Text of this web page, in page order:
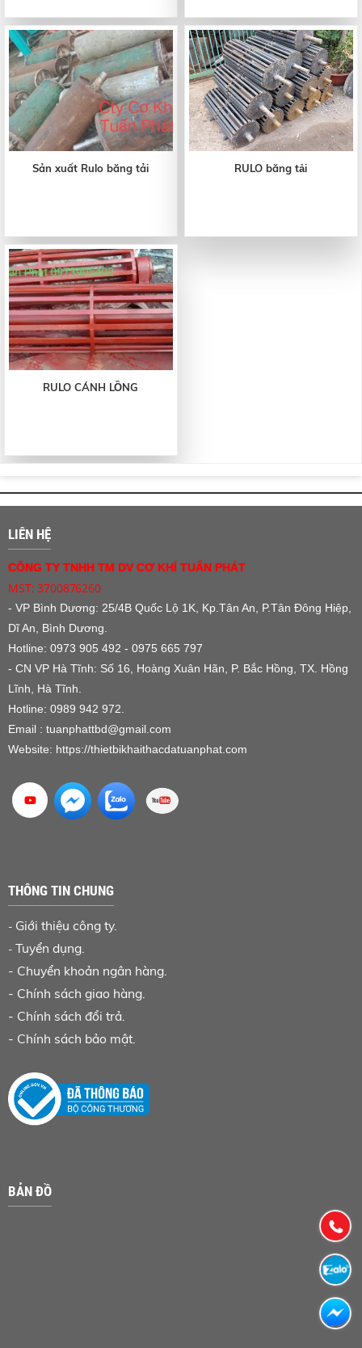
Sản xuất Rulo băng tải RULO băng tải
RULO CÁNH LỒNG
LIÊN HỆ
CÔNG TY TNHH TM DV CƠ KHÍ TUẤN PHÁT
MST: 3700876260
- VP Bình Dương: 25/4B Quốc Lộ 1K, Kp.Tân An, P.Tân Đông Hiệp,
Dĩ An, Bình Dương.
Hotline: 0973 905 492 - 0975 665 797
- CN VP Hà Tĩnh: Số 16, Hoàng Xuân Hãn, P. Bắc Hồng, TX. Hồng
Lĩnh, Hà Tĩnh.
Hotline: 0989 942 972.
Email : tuanphattbd@gmail.com
Website: https://thietbikhaithacdatuanphat.com
THÔNG TIN CHUNG
- Giới thiệu công ty.
- Tuyển dụng.
- Chuyển khoản ngân hàng
- Chính sách giao hàng.
- Chính sách đổi trả.
- Chính sách bảo mật.
BẢN ĐỒ